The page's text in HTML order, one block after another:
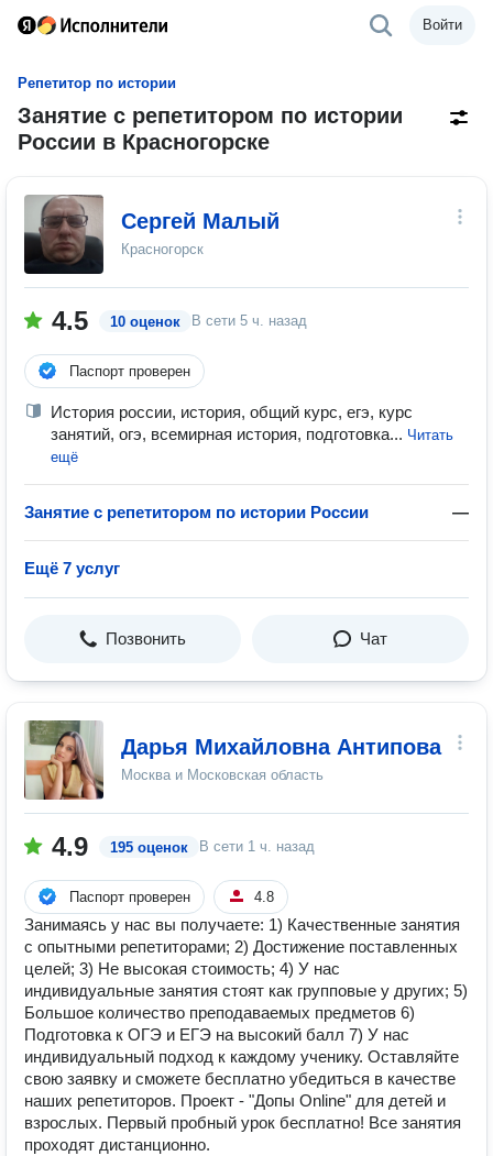
Войти
Репетитор по истории
Занятие с репетитором по истории
России в Красногорске
Сергей Малый
Красногорск
4.5 10 оценок В сети 5 ч. назад
Паспорт проверен
История россии, история, общий курс, егэ, курс
занятий, огэ, всемирная история, подготовка... Читать
ещё
Занятие с репетитором по истории России —
Ещё 7 услуг
Позвонить Чат
Дарья Михайловна Антипова
Москва и Московская область
4.9 195 оценок В сети 1 ч. назад
Паспорт проверен 4.8
Занимаясь у нас вы получаете: 1) Качественные занятия
с опытными репетиторами; 2) Достижение поставленных
целей; 3) Не высокая стоимость; 4) У нас
индивидуальные занятия стоят как групповые у других; 5)
Большое количество преподаваемых предметов 6)
Подготовка к ОГЭ и ЕГЭ на высокий балл 7) У нас
индивидуальный подход к каждому ученику. Оставляйте
свою заявку и сможете бесплатно убедиться в качестве
наших репетиторов. Проект - "Допы Online" для детей и
взрослых. Первый пробный урок бесплатно! Все занятия
проходят дистанционно.